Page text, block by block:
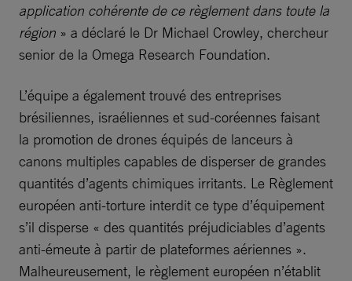
application cohérente de ce règlement dans toute la
région » a déclaré le Dr Michael Crowley, chercheur
senior de la Omega Research Foundation.
L’équipe a également trouvé des entreprises
brésiliennes, israéliennes et sud-coréennes faisant
la promotion de drones équipés de lanceurs à
canons multiples capables de disperser de grandes
quantités d’agents chimiques irritants. Le Règlement
européen anti-torture interdit ce type d’équipement
s’il disperse « des quantités préjudiciables d’agents
anti-émeute à partir de plateformes aériennes ».
Malheureusement, le règlement européen n’établit